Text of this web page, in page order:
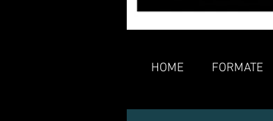
HOME FORMATE